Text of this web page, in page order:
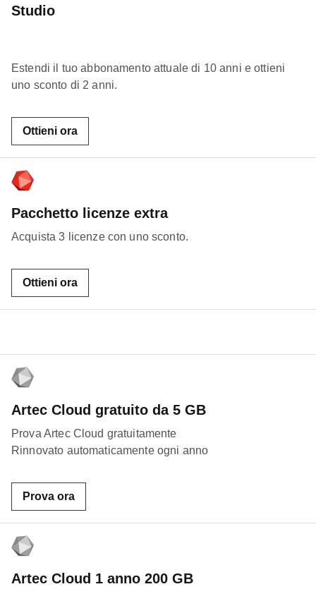
Studio
Estendi il tuo abbonamento attuale di 10 anni e ottieni
uno sconto di 2 anni.
Ottieni ora
Pacchetto licenze extra
Acquista 3 licenze con uno sconto.
Ottieni ora
Artec Cloud gratuito da 5 GB
Prova Artec Cloud gratuitamente
Rinnovato automaticamente ogni anno
Prova ora
Artec Cloud 1 anno 200 GB